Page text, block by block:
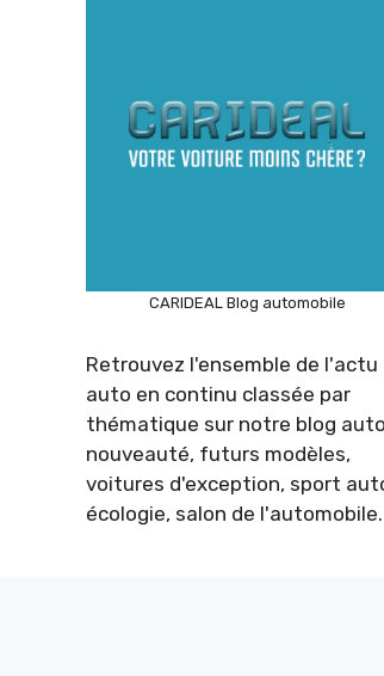
CARIDEAL Blog automobile
Retrouvez l'ensemble de l'actu
auto en continu classée par
thématique sur notre blog
nouveauté, futurs modèles,
voitures d'exception, sport
écologie, salon de l'automobile.